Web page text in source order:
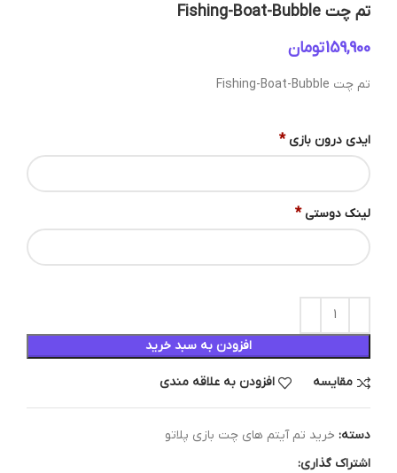
تم چت Fishing-Boat-Bubble
تومان
تم چت Fishing-Boat-Bubble
ایدی درون بازی *
لینک دوستی *
افزودن به سبد خرید
مقایسه افزودن به علاقه مندی
دسته: خرید تم آیتم های چت بازی پلاتو
اشتراک گذاری: